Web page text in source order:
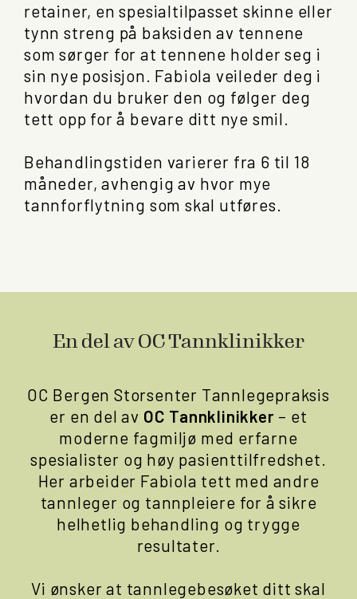
retainer, en spesialtilpasset skinne eller
tynn streng på baksiden av tennene
som sørger for at tennene holder seg i
sin nye posisjon. Fabiola veileder deg i
hvordan du bruker den og følger deg
tett opp for å bevare ditt nye smil.
Behandlingstiden varierer fra 6 til 18
måneder, avhengig av hvor mye
tannforflytning som skal utføres.
En del av OC Tannklinikker
OC Bergen Storsenter Tannlegepraksis
er en del av OC Tannklinikker – et
moderne fagmiljø med erfarne
spesialister og høy pasienttilfredshet.
Her arbeider Fabiola tett med andre
tannleger og tannpleiere for å sikre
helhetlig behandling og trygge
resultater.
Vi ønsker at tannlegebesøket ditt skal